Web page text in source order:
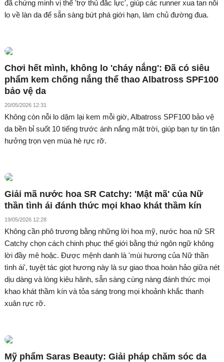
đã chứng minh vị thế 'trợ thủ đắc lực', giúp các runner xua tan nỗi
lo về làn da để sẵn sàng bứt phá giới hạn, làm chủ đường đua.
Chơi hết mình, không lo 'cháy nắng': Đã có siêu
phẩm kem chống nắng thể thao Albatross SPF100
bảo vệ da
20/05/2026 12:31
Không còn nỗi lo dặm lại kem mỗi giờ, Albatross SPF100 bảo vệ
da bền bỉ suốt 10 tiếng trước ánh nắng mặt trời, giúp bạn tự tin tận
hưởng trọn vẹn mùa hè rực rỡ.
Giải mã nước hoa SR Catchy: 'Mật mã' của Nữ
thần tình ái đánh thức mọi khao khát thầm kín
19/05/2026 12:28
Không cần phô trương bằng những lời hoa mỹ, nước hoa nữ SR
Catchy chọn cách chinh phục thế giới bằng thứ ngôn ngữ không
lời đầy mê hoặc. Được mệnh danh là 'mùi hương của Nữ thần
tình ái', tuyệt tác giọt hương này là sự giao thoa hoàn hảo giữa nét
dịu dàng và lòng kiêu hãnh, sẵn sàng cùng nàng đánh thức mọi
khao khát thầm kín và tỏa sáng trong mọi khoảnh khắc thanh
xuân rực rỡ.
Mỹ phẩm Saras Beauty: Giải pháp chăm sóc da